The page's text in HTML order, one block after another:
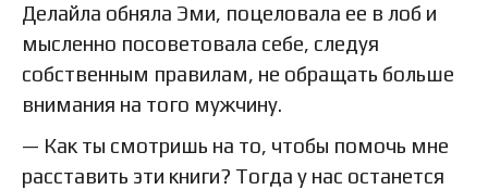
Делайла обняла Эми, поцеловала ее в лоб и
мысленно посоветовала себе, следуя
собственным правилам, не обращать больше
внимания на того мужчину.
— Как ты смотришь на то, чтобы помочь мне
расставить эти книги? Тогда у нас останется